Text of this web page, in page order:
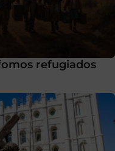
refugiados